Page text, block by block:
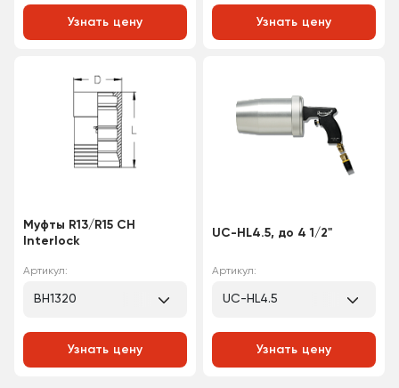
Узнать цену Узнать цену
Муфты R13/R15 CH
Interlock
Артикул:
BH1320
Узнать цену
UC-HL4.5, до 4 1/2"
Артикул:
UC-HL4.5
Узнать цену